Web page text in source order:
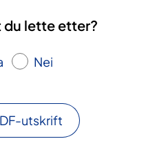
du lette etter?
Nei
utskrift